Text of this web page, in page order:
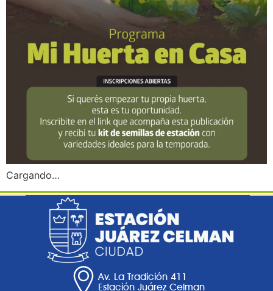
Cargando…
Av. La Tradición 411
Estación Juárez Celman